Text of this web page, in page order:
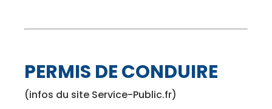
PERMIS DE CONDUIRE
(infos du site Service-Public.fr)